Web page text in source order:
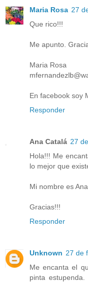
Maria Rosa 27
Que rico!!!
Me apunto.
Maria Rosa
En facebook soy
Responder
Ana Catalá 27
Hola!!! Me
lo mejor que
Mi nombre es
Gracias!!!
Responder
Unknown 27 de
Me encanta el
pinta